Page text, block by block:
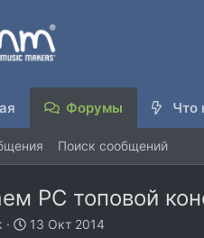
Форумы Что
Поиск сообщений
PC топовой
Д
13 Окт 2014